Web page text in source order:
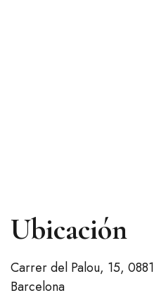
Ubicación
Carrer del Palou, 15,
Barcelona